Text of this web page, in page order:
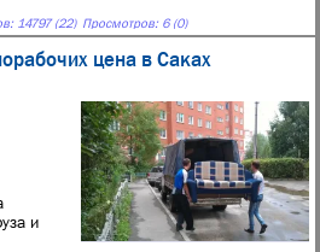
14797 (22) Просмотров: 6 (0)
цена в Саках
и